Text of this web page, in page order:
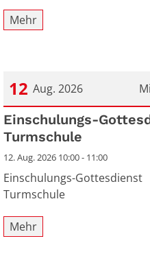
Mehr
12 Aug. 2026
Datum: 12. August 2026
Einschulungs-
Turmschule
12. Aug. 2026 10:00 - 11:00
Einschulungs-Gottesdienst
Turmschule
Mehr